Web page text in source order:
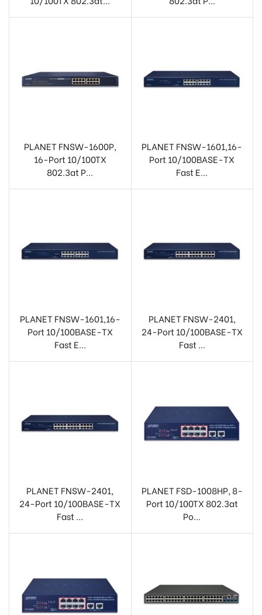
PLANET FNSW-1600P,
16-Port 10/100TX
802.3at P...
PLANET FNSW-1601,16-
Port 10/100BASE-TX
Fast E...
PLANET FNSW-1601,16-
Port 10/100BASE-TX
Fast E...
PLANET FNSW-2401,
24-Port 10/100BASE-TX
Fast ...
PLANET FNSW-2401,
24-Port 10/100BASE-TX
Fast ...
PLANET FSD-1008HP, 8-
Port 10/100TX 802.3at
Po...